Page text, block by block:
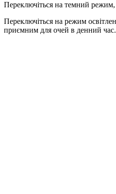
Переключіться на темний
Переключіться на режим
приємним для очей в денний час.